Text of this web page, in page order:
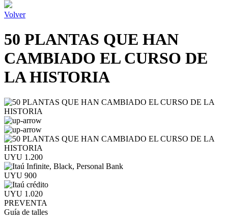
Volver
50 PLANTAS QUE HAN
CAMBIADO EL CURSO DE
LA HISTORIA
UYU 1.200
UYU 900
UYU 1.020
PREVENTA
Guía de talles